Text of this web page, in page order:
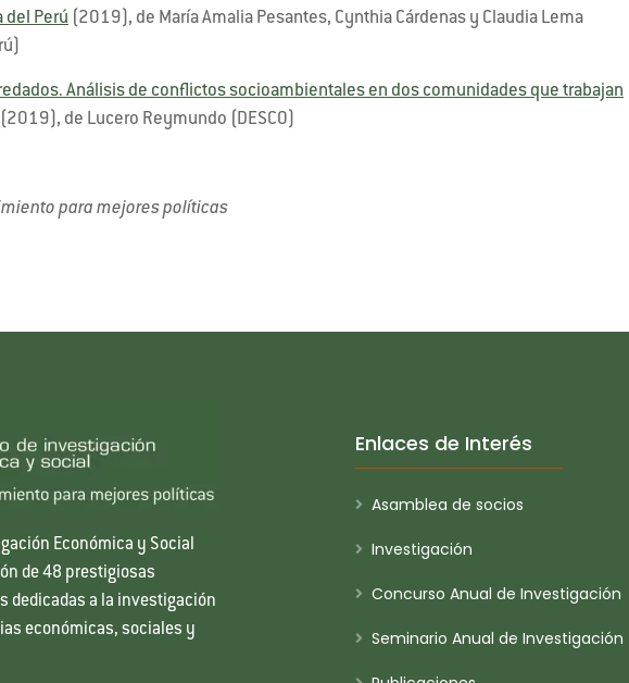
del Perú (2019), de María Amalia Pesantes, Cynthia Cárdenas y Claudia Lema
Análisis de conflictos socioambientales en dos comunidades que trabajan
(2019), de Lucero Reymundo (DESCO)
para mejores políticas
Económica y Social
de 48 prestigiosas
dedicadas a la investigación
económicas, sociales y
Enlaces de Interés
Asamblea de socios
Investigación
Concurso Anual de Investigación
Seminario Anual de Investigación